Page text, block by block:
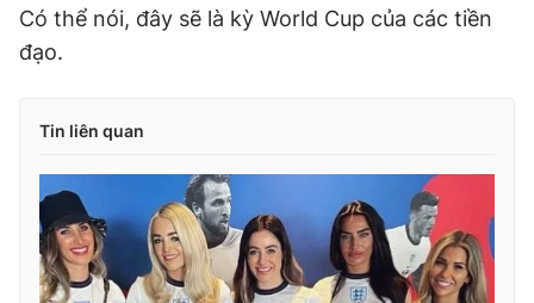
Có thể nói, đây sẽ là kỳ World Cup của các tiền
đạo.
Tin liên quan